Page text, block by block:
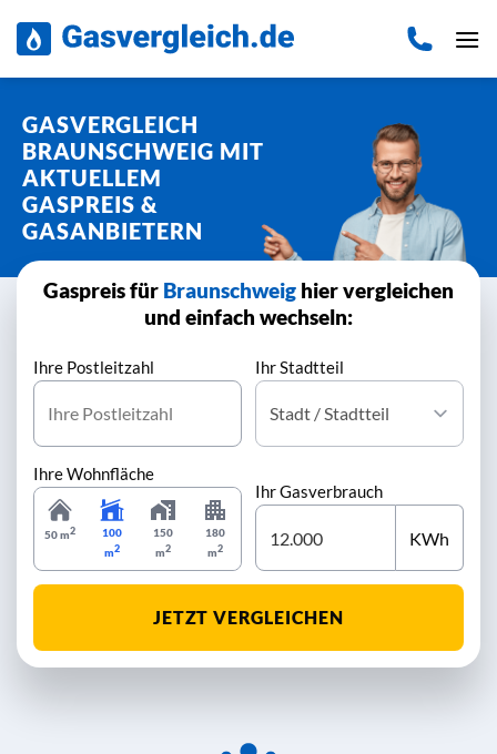
Inhalt
GASVERGLEICH
BRAUNSCHWEIG MIT
AKTUELLEM
GASPREIS &
GASANBIETERN
Gaspreis für Braunschweig hier vergleichen
und einfach wechseln:
Ihre Postleitzahl Ihr Stadtteil
Ihre Wohnfläche
50 m2
100
m2
150
m2
180
m2
Ihr Gasverbrauch
KWh
JETZT VERGLEICHEN